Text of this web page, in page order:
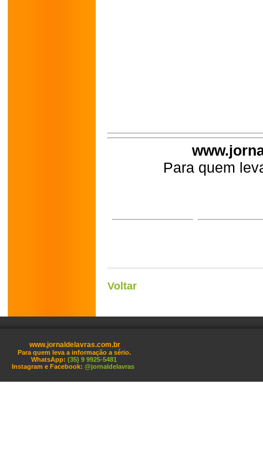
Para quem
Voltar
www.jornaldelavras.com.br
Para quem leva a informação a sério.
WhatsApp: (35) 9 9925-5481
Instagram e Facebook: @jornaldelavras